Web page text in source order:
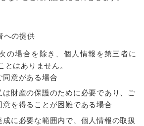
への提供
の場合を除き、個人情報を第三者に
とはありません。
同意がある場合
は財産の保護のために必要であり、ご
意を得ることが困難である場合
成に必要な範囲内で、個人情報の取扱